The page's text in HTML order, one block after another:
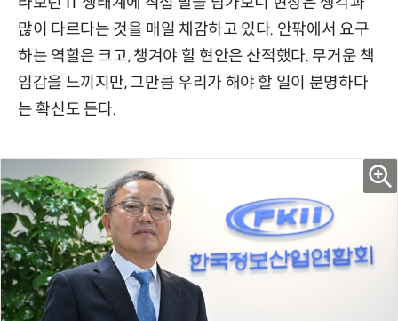
많이 다르다는 것을 매일 체감하고 있다. 안팎에서 요구
하는 역할은 크고, 챙겨야 할 현안은 산적했다. 무거운 책
임감을 느끼지만, 그만큼 우리가 해야 할 일이 분명하다
는 확신도 든다.